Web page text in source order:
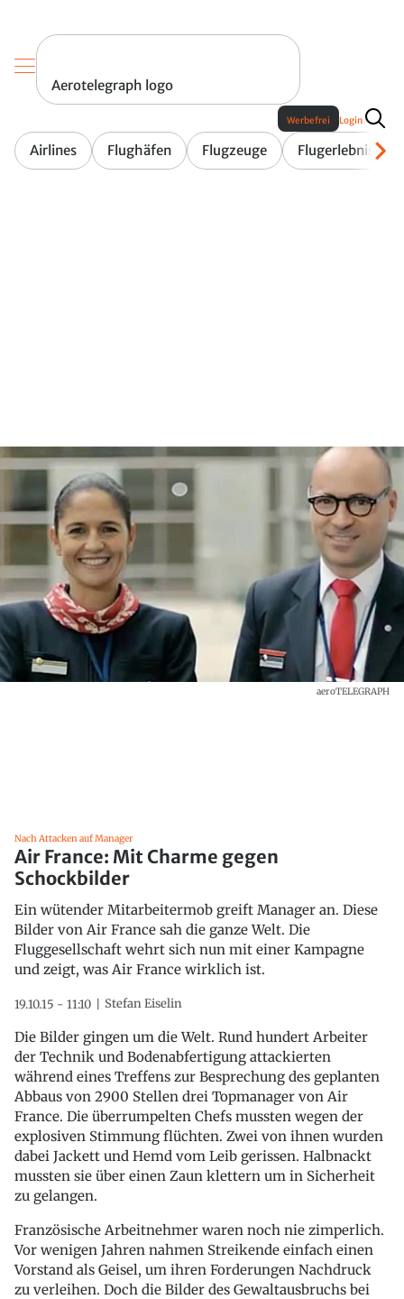
Aerotelegraph logo
Airlines Flughäfen Flugzeuge Flugerlebnis
Werbefrei Login
aeroTELEGRAPH
Nach Attacken auf Manager
Air France: Mit Charme gegen
Schockbilder
Ein wütender Mitarbeitermob greift Manager an. Diese
Bilder von Air France sah die ganze Welt. Die
Fluggesellschaft wehrt sich nun mit einer Kampagne
und zeigt, was Air France wirklich ist.
19.10.15 - 11:10 Stefan Eiselin
Die Bilder gingen um die Welt. Rund hundert Arbeiter
der Technik und Bodenabfertigung attackierten
während eines Treffens zur Besprechung des geplanten
Abbaus von 2900 Stellen drei Topmanager von Air
France. Die überrumpelten Chefs mussten wegen der
explosiven Stimmung flüchten. Zwei von ihnen wurden
dabei Jackett und Hemd vom Leib gerissen. Halbnackt
mussten sie über einen Zaun klettern um in Sicherheit
zu gelangen.
Französische Arbeitnehmer waren noch nie zimperlich.
Vor wenigen Jahren nahmen Streikende einfach einen
Vorstand als Geisel, um ihren Forderungen Nachdruck
zu verleihen. Doch die Bilder des Gewaltausbruchs bei